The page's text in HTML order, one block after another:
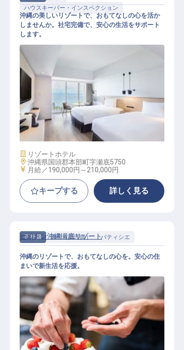
ハウスキーパー・インスペクション
客室管理担当
沖縄の美しいリゾートで、おもてなしの心を活か
しませんか。社宅完備で、安心の生活をサポート
します。
施設業態
リゾートホテル
勤務地
沖縄県国頭郡本部町字瀬底5750
給与
月給／190,000円～ 210,000円
キープする 詳しく見る
正社員 調理（調理師） パティシエ
ヒルトン沖縄瀬底リゾート
沖縄のリゾートで、おもてなしの心を。安心の住
まいで新生活を応援。